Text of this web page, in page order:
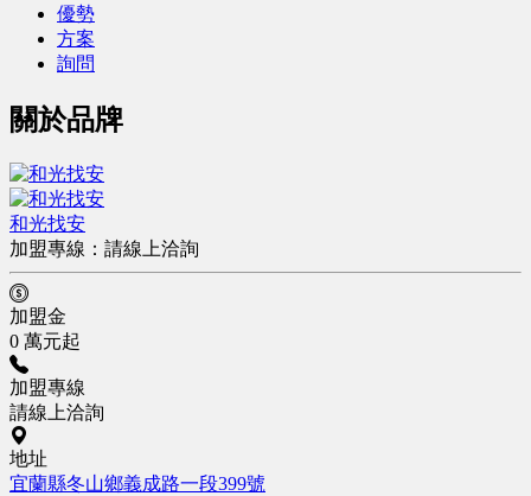
優勢
方案
詢問
關於品牌
和光找安
加盟專線： 請線上洽詢
加盟金
0 萬元起
加盟專線
請線上洽詢
地址
宜蘭縣冬山鄉義成路一段399號